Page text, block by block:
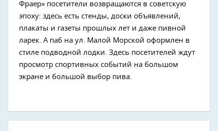
Фраер» посетители возвращаются в советскую
эпоху: здесь есть стенды, доски объявлений,
плакаты и газеты прошлых лет и даже пивной
ларек. А паб на ул. Малой Морской оформлен в
стиле подводной лодки. Здесь посетителей ждут
просмотр спортивных событий на большом
экране и большой выбор пива.